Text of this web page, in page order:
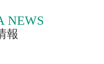
NEWS
報